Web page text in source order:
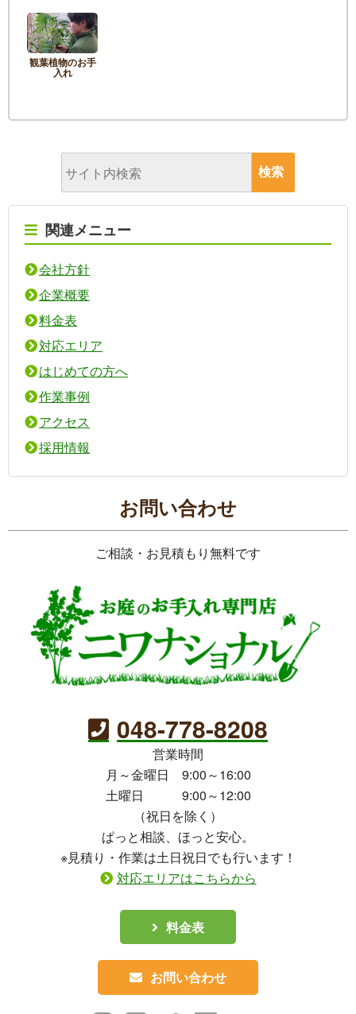
観葉植物のお手
入れ
関連メニュー
会社方針
企業概要
料金表
対応エリア
はじめての方へ
作業事例
アクセス
採用情報
お問い合わせ
ご相談・お見積もり無料です
048-778-8208
営業時間
月～金曜日 9:00～16:00
土曜日 9:00～12:00
（祝日を除く）
ぱっと相談、ほっと安心。
※見積り・作業は土日祝日でも行います！
対応エリアはこちらから
料金表
お問い合わせ